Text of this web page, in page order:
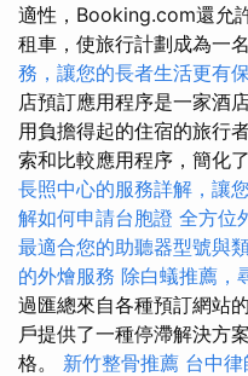
適性，Booking.com還允
租車，使旅行計劃成為一
務，讓您的長者生活更有
店預訂應用程序是一家酒
用負擔得起的住宿的旅行
索和比較應用程序，簡化
長照中心的服務詳解，讓
解如何申請台胞證 全方位
最適合您的助聽器型號與
的外燴服務 除白蟻推薦，
過匯總來自各種預訂網站
戶提供了一種停滯解決方
格。 新竹整骨推薦 台中